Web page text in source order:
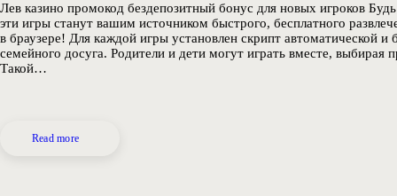
Лев казино промокод бездепозитный бонус для новых игроков
эти игры станут вашим источником быстрого, бесплатного
в браузере! Для каждой игры установлен скрипт автоматической
семейного досуга. Родители и дети могут играть вместе, выбирая
Такой…
Read more